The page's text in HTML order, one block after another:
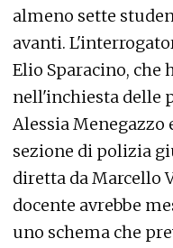
almeno sette
avanti.
Elio Sparacino,
nell'inchiesta delle
Alessia Menegazzo
sezione di polizia
diretta da Marcello
docente avrebbe
uno schema che